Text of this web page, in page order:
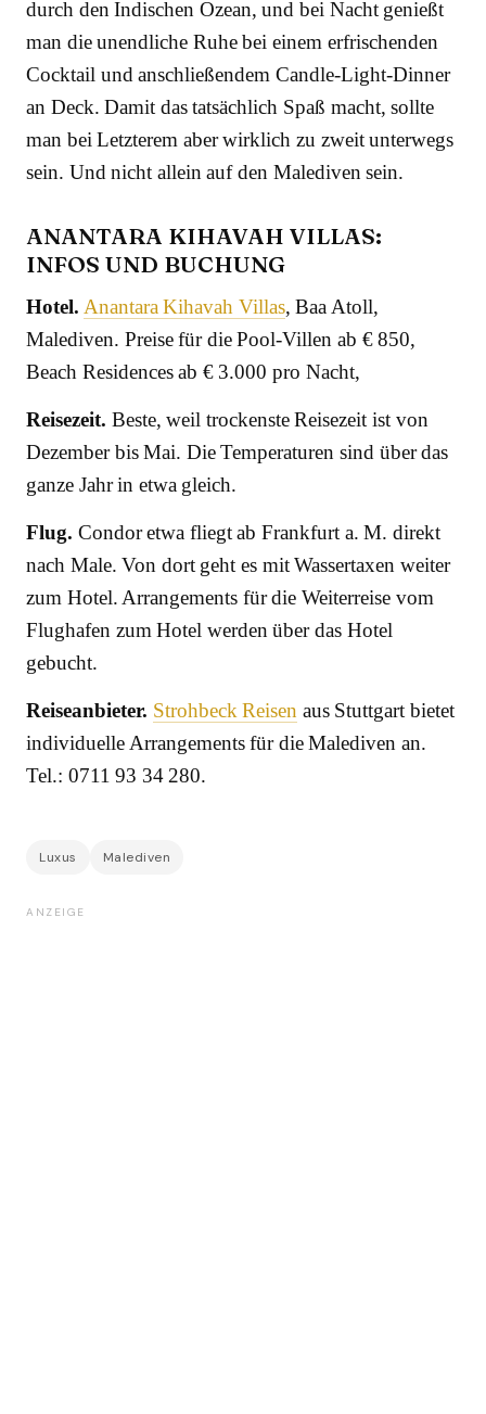
durch den Indischen Ozean, und bei Nacht genießt
man die unendliche Ruhe bei einem erfrischenden
Cocktail und anschließendem Candle-Light-Dinner
an Deck. Damit das tatsächlich Spaß macht, sollte
man bei Letzterem aber wirklich zu zweit unterwegs
sein. Und nicht allein auf den Malediven sein.
ANANTARA KIHAVAH VILLAS:
INFOS UND BUCHUNG
Hotel. Anantara Kihavah Villas, Baa Atoll,
Malediven. Preise für die Pool-Villen ab € 850,
Beach Residences ab € 3.000 pro Nacht,
Reisezeit. Beste, weil trockenste Reisezeit ist von
Dezember bis Mai. Die Temperaturen sind über das
ganze Jahr in etwa gleich.
Flug. Condor etwa fliegt ab Frankfurt a. M. direkt
nach Male. Von dort geht es mit Wassertaxen weiter
zum Hotel. Arrangements für die Weiterreise vom
Flughafen zum Hotel werden über das Hotel
gebucht.
Reiseanbieter. Strohbeck Reisen aus Stuttgart bietet
individuelle Arrangements für die Malediven an.
Tel.: 0711 93 34 280.
Luxus Malediven
ANZEIGE